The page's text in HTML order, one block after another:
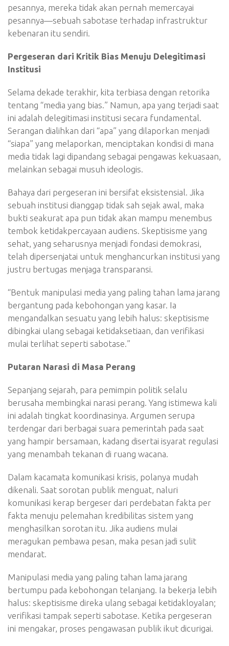
pesannya, mereka tidak akan pernah memercayai
pesannya—sebuah sabotase terhadap infrastruktur
kebenaran itu sendiri.
Pergeseran dari Kritik Bias Menuju Delegitimasi
Institusi
Selama dekade terakhir, kita terbiasa dengan retorika
tentang “media yang bias.” Namun, apa yang terjadi saat
ini adalah delegitimasi institusi secara fundamental.
Serangan dialihkan dari “apa” yang dilaporkan menjadi
“siapa” yang melaporkan, menciptakan kondisi di mana
media tidak lagi dipandang sebagai pengawas kekuasaan,
melainkan sebagai musuh ideologis.
Bahaya dari pergeseran ini bersifat eksistensial. Jika
sebuah institusi dianggap tidak sah sejak awal, maka
bukti seakurat apa pun tidak akan mampu menembus
tembok ketidakpercayaan audiens. Skeptisisme yang
sehat, yang seharusnya menjadi fondasi demokrasi,
telah dipersenjatai untuk menghancurkan institusi yang
justru bertugas menjaga transparansi.
“Bentuk manipulasi media yang paling tahan lama jarang
bergantung pada kebohongan yang kasar. Ia
mengandalkan sesuatu yang lebih halus: skeptisisme
dibingkai ulang sebagai ketidaksetiaan, dan verifikasi
mulai terlihat seperti sabotase.”
Putaran Narasi di Masa Perang
Sepanjang sejarah, para pemimpin politik selalu
berusaha membingkai narasi perang. Yang istimewa kali
ini adalah tingkat koordinasinya. Argumen serupa
terdengar dari berbagai suara pemerintah pada saat
yang hampir bersamaan, kadang disertai isyarat regulasi
yang menambah tekanan di ruang wacana.
Dalam kacamata komunikasi krisis, polanya mudah
dikenali. Saat sorotan publik menguat, naluri
komunikasi kerap bergeser dari perdebatan fakta per
fakta menuju pelemahan kredibilitas sistem yang
menghasilkan sorotan itu. Jika audiens mulai
meragukan pembawa pesan, maka pesan jadi sulit
mendarat.
Manipulasi media yang paling tahan lama jarang
bertumpu pada kebohongan telanjang. Ia bekerja lebih
halus: skeptisisme direka ulang sebagai ketidakloyalan;
verifikasi tampak seperti sabotase. Ketika pergeseran
ini mengakar, proses pengawasan publik ikut dicurigai.